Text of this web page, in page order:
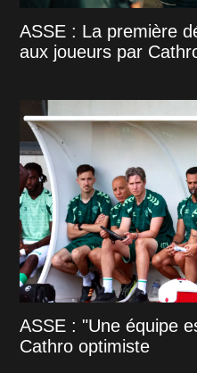
ASSE : La première
aux joueurs par
ASSE : "Une équipe
Cathro optimiste